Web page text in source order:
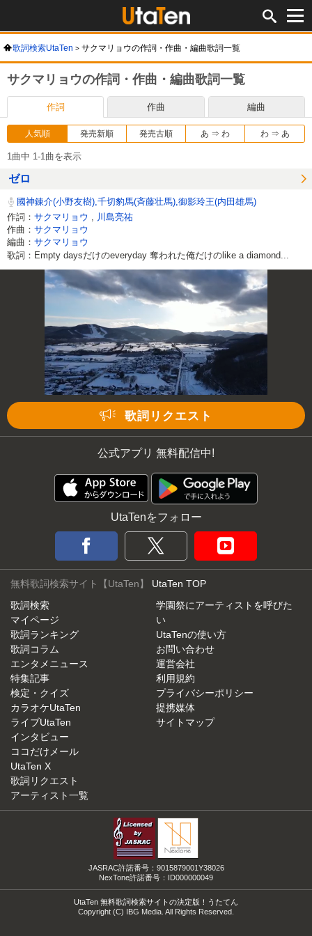
歌詞検索UtaTen サクマリョウの作詞・作曲・編曲歌詞一覧
サクマリョウの作詞・作曲・編曲歌詞一覧
作詞 作曲 編曲
人気順 発売新順 発売古順 あ ⇒ わ わ ⇒ あ
1曲中 1-1曲を表示
ゼロ
國神錬介(小野友樹),千切豹馬(斉藤壮馬),御影玲王(内田雄馬)
作詞： サクマリョウ
川島亮祐
作曲： サクマリョウ
編曲： サクマリョウ
歌詞：Empty daysだけのeveryday 奪われた俺だけのlike a diamond...
歌詞リクエスト
公式アプリ 無料配信中!
UtaTenをフォロー
無料歌詞検索サイト【UtaTen】 UtaTen TOP
歌詞検索
マイページ
歌詞ランキング
歌詞コラム
エンタメニュース
特集記事
検定・クイズ
カラオケUtaTen
ライブUtaTen
インタビュー
ココだけメール
UtaTen X
歌詞リクエスト
アーティスト一覧
学園祭にアーティストを呼びた
い
UtaTenの使い方
お問い合わせ
運営会社
利用規約
プライバシーポリシー
提携媒体
サイトマップ
JASRAC許諾番号：9015879001Y38026
NexTone許諾番号：ID000000049
UtaTen 無料歌詞検索サイトの決定版！うたてん
Copyright (C) IBG Media. All Rights Reserved.